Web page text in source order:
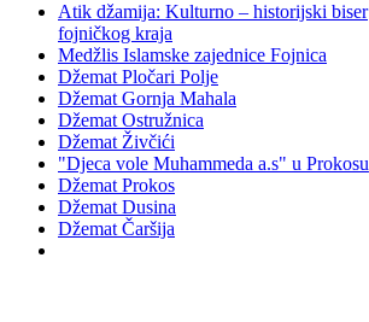
Atik džamija: Kulturno – historijski biser
fojničkog kraja
Medžlis Islamske zajednice Fojnica
Džemat Pločari Polje
Džemat Gornja Mahala
Džemat Ostružnica
Džemat Živčići
"Djeca vole Muhammeda a.s" u Prokosu
Džemat Prokos
Džemat Dusina
Džemat Čaršija